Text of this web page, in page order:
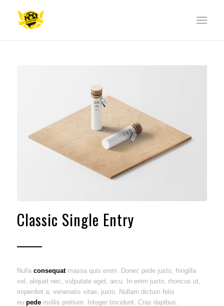
Classic Single Entry
Nulla consequatmassa quis enim. Donec pede justo, fringilla
vel, aliquet nec, vulputate eget, arcu. In enim justo, rhoncus ut,
imperdiet a, venenatis vitae, justo. Nullam dictum felis
eu pedemollis pretium. Integer tincidunt. Cras dapibus.